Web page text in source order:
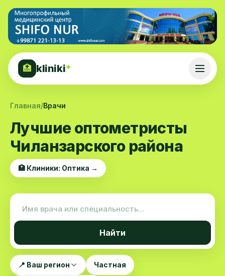
🏥 kliniki*
Главная/Врачи
Лучшие оптометристы
Чиланзарского района
🏥 Клиники: Оптика →
Найти
📍 Ваш регион Частная